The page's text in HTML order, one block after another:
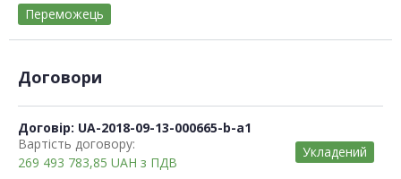
Переможець
Договори
Договір: UA-2018-09-13-000665-b-a1
Вартість договору:
269 493 783,85 UAH з ПДВ
Укладений